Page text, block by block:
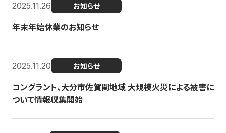
2025.11.26 お知らせ
年末年始休業のお知らせ
2025.11.20 お知らせ
コングラント、大分市佐賀関地域 大規模火災による被害に
ついて情報収集開始